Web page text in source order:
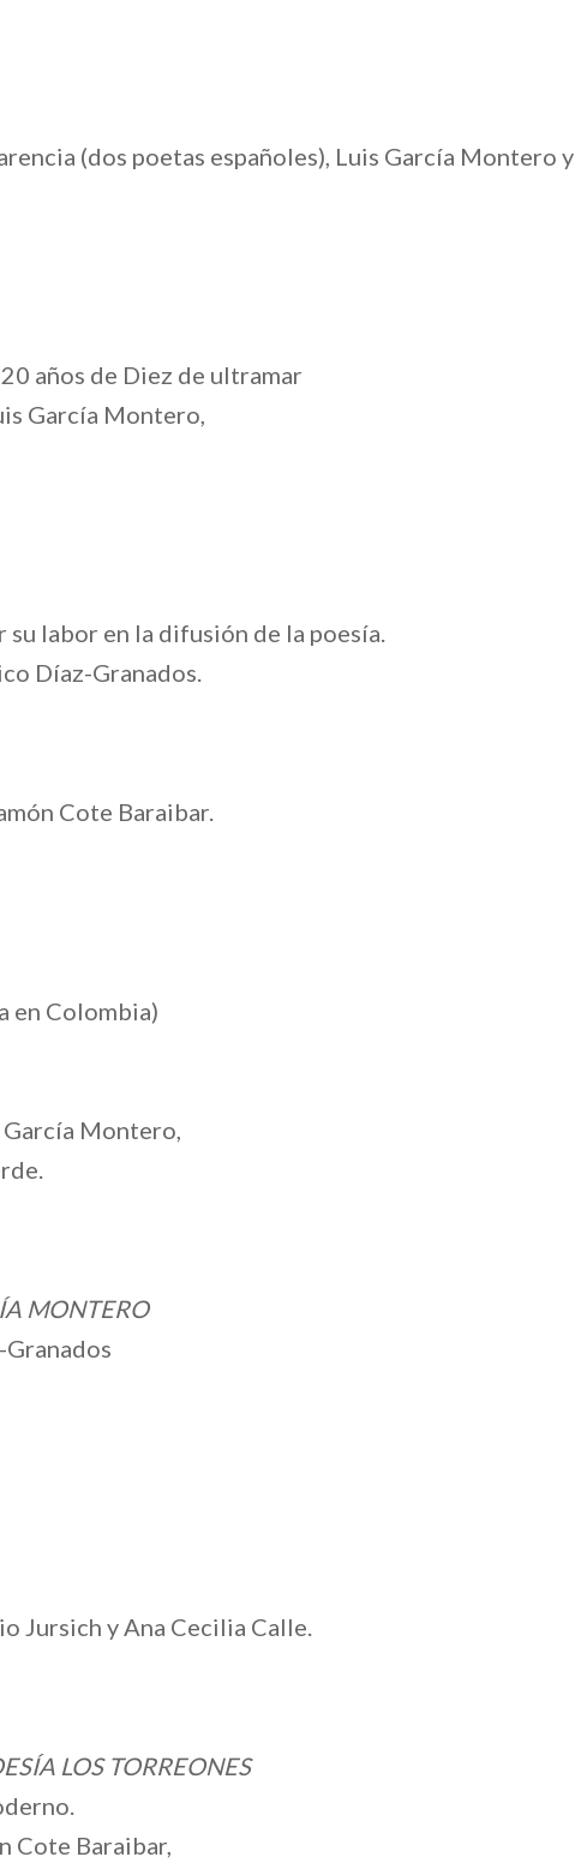
(dos poetas españoles), Luis García Montero y
años de Diez de ultramar
García Montero,
labor en la difusión de la poesía.
Díaz-Granados.
Cote Baraibar.
en Colombia)
Montero,
MONTERO
Jursich y Ana Cecilia Calle.
LOS TORREONES
Cote Baraibar,